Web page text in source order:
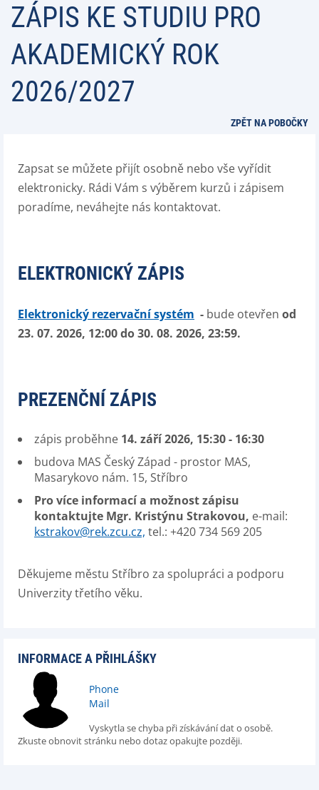
ZÁPIS KE STUDIU PRO
AKADEMICKÝ ROK
2026/2027
ZPĚT NA POBOČKY
Zapsat se můžete přijít osobně nebo vše vyřídit
elektronicky. Rádi Vám s výběrem kurzů i zápisem
poradíme, neváhejte nás kontaktovat.
ELEKTRONICKÝ ZÁPIS
Elektronický rezervační systém - bude otevřen od
23. 07. 2026, 12:00 do 30. 08. 2026, 23:59.
PREZENČNÍ ZÁPIS
zápis proběhne 14. září 2026, 15:30 - 16:30
budova MAS Český Západ - prostor MAS,
Masarykovo nám. 15, Stříbro
Pro více informací a možnost zápisu
kontaktujte Mgr. Kristýnu Strakovou, e-mail:
kstrakov@rek.zcu.cz, tel.: +420 734 569 205
Děkujeme městu Stříbro za spolupráci a podporu
Univerzity třetího věku.
INFORMACE A PŘIHLÁŠKY
Phone
Mail
Vyskytla se chyba při získávání dat o osobě.
Zkuste obnovit stránku nebo dotaz opakujte později.